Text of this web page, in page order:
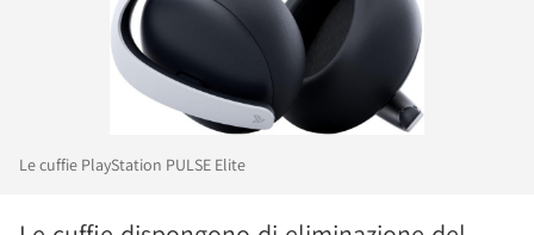
Le cuffie PlayStation PULSE Elite